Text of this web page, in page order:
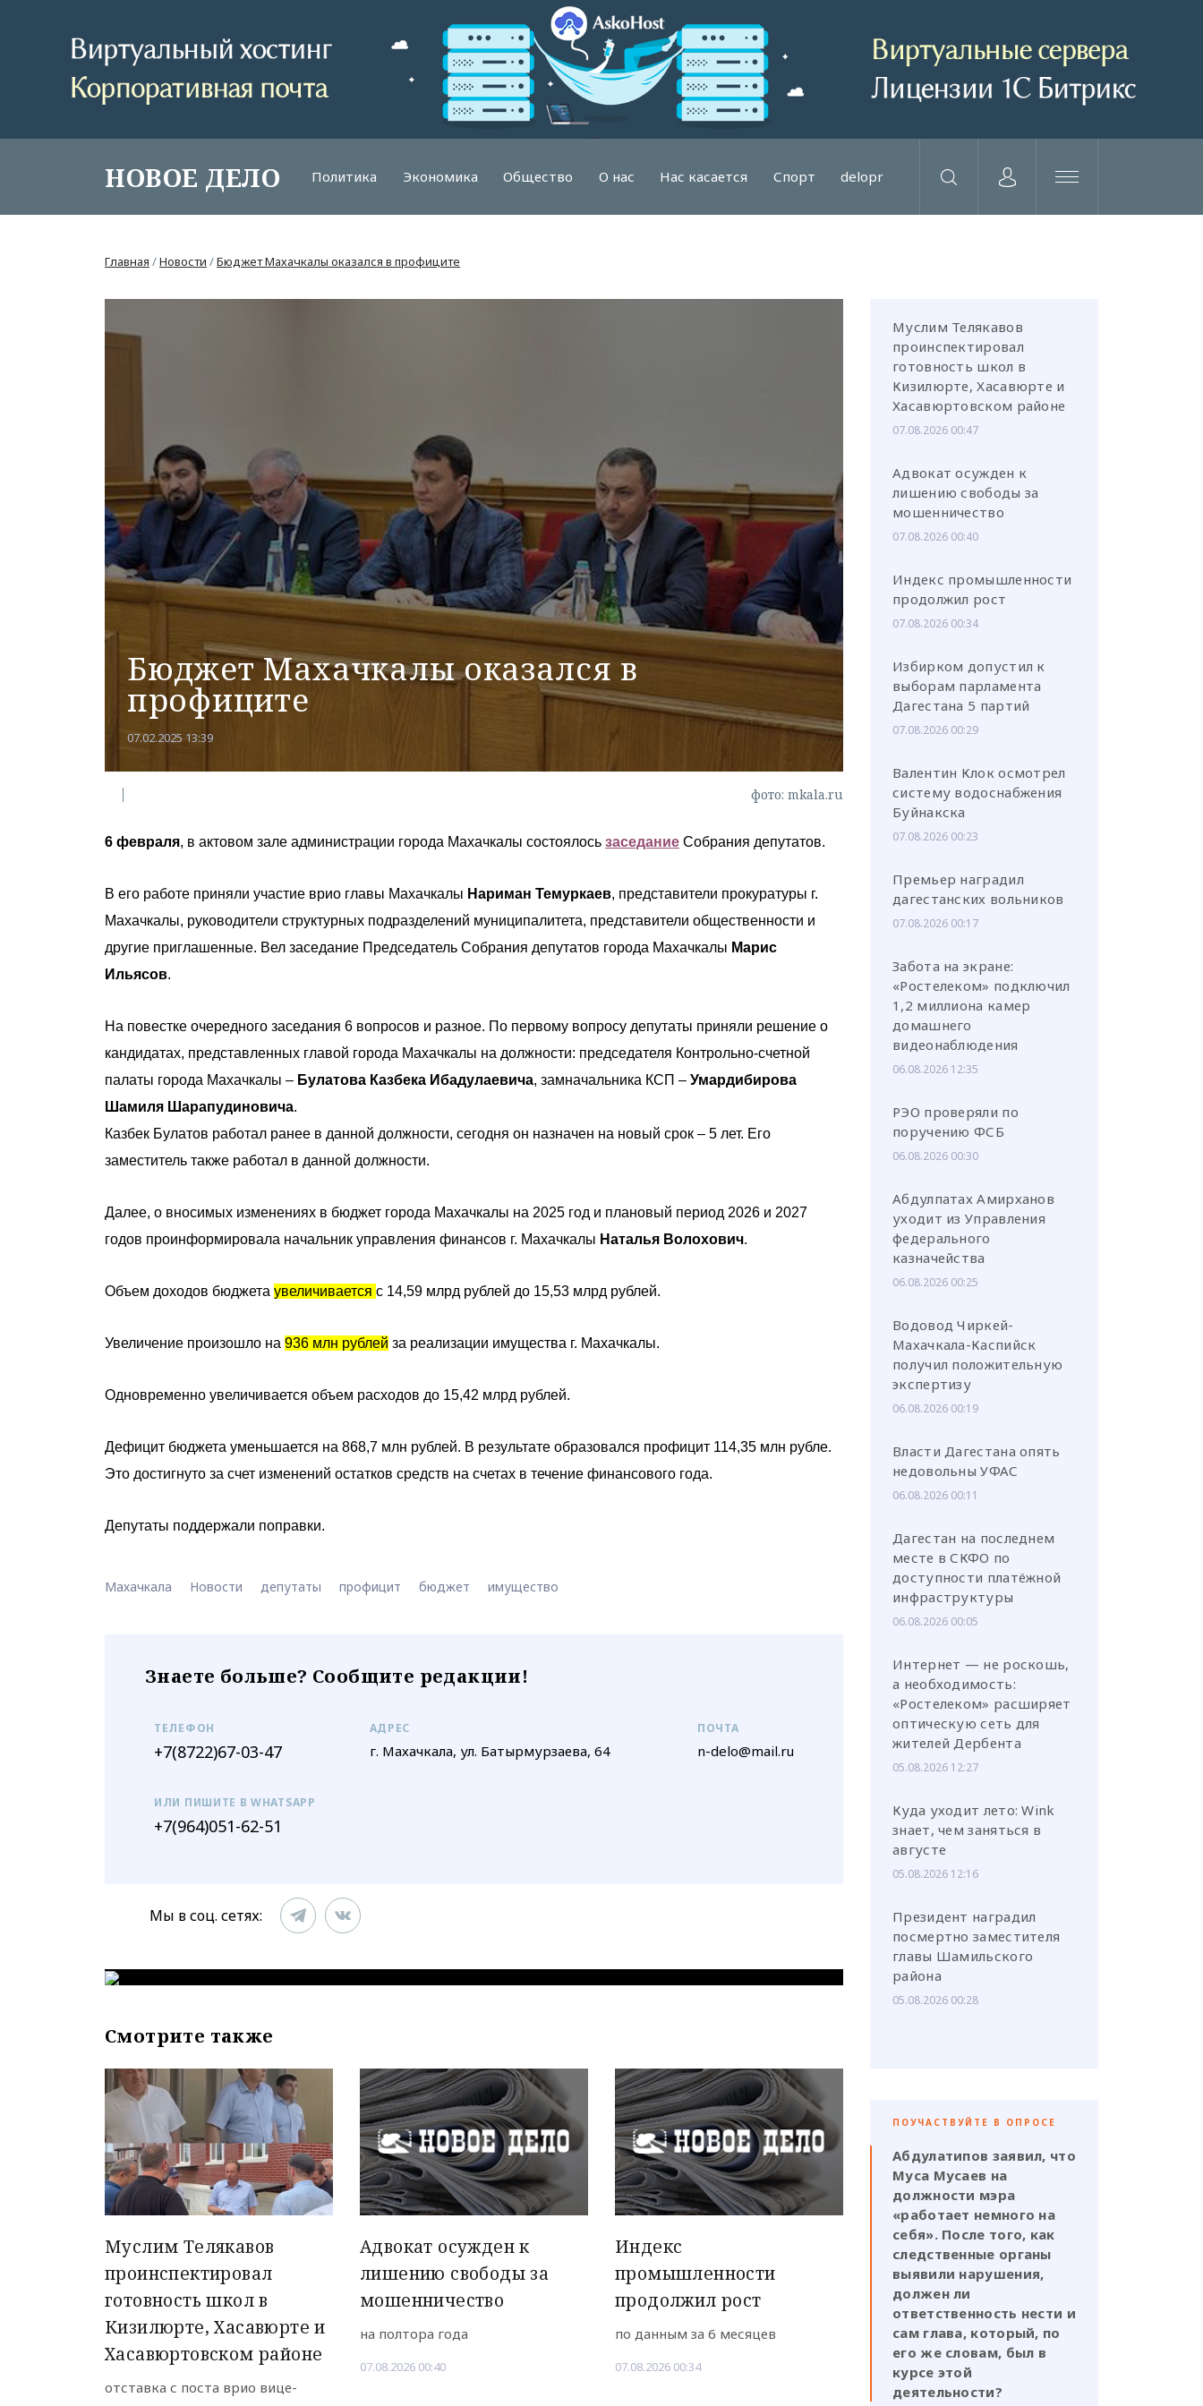
НОВОЕ ДЕЛО Политика Экономика Общество О нас Нас касается Спорт delopr
или через соц. сети
Главная /Новости /Бюджет Махачкалы оказался в профиците
Бюджет Махачкалы оказался в
профиците
07.02.2025 13:39
фото: mkala.ru
6 февраля, в актовом зале администрации города Махачкалы состоялось заседание Собрания депутатов.
В его работе приняли участие врио главы Махачкалы Нариман Темуркаев, представители прокуратуры г.
Махачкалы, руководители структурных подразделений муниципалитета, представители общественности и
другие приглашенные. Вел заседание Председатель Собрания депутатов города Махачкалы Марис
Ильясов.
На повестке очередного заседания 6 вопросов и разное. По первому вопросу депутаты приняли решение о
кандидатах, представленных главой города Махачкалы на должности: председателя Контрольно-счетной
палаты города Махачкалы – Булатова Казбека Ибадулаевича, замначальника КСП – Умардибирова
Шамиля Шарапудиновича.
Казбек Булатов работал ранее в данной должности, сегодня он назначен на новый срок – 5 лет. Его
заместитель также работал в данной должности.
Далее, о вносимых изменениях в бюджет города Махачкалы на 2025 год и плановый период 2026 и 2027
годов проинформировала начальник управления финансов г. Махачкалы Наталья Волохович.
Объем доходов бюджета увеличивается с 14,59 млрд рублей до 15,53 млрд рублей.
Увеличение произошло на 936 млн рублей за реализации имущества г. Махачкалы.
Одновременно увеличивается объем расходов до 15,42 млрд рублей.
Дефицит бюджета уменьшается на 868,7 млн рублей. В результате образовался профицит 114,35 млн рубле.
Это достигнуто за счет изменений остатков средств на счетах в течение финансового года.
Депутаты поддержали поправки.
Махачкала Новости депутаты профицит бюджет имущество
Знаете больше? Сообщите редакции!
ТЕЛЕФОН
+7(8722)67-03-47
АДРЕС
г. Махачкала, ул. Батырмурзаева, 64
ПОЧТА
n-delo@mail.ru
ИЛИ ПИШИТЕ В WHATSAPP
+7(964)051-62-51
Мы в соц. сетях:
Смотрите также
Муслим Телякавов
проинспектировал
готовность школ в
Кизилюрте, Хасавюрте и
Хасавюртовском районе
отставка с поста врио вице-
Адвокат осужден к
лишению свободы за
мошенничество
на полтора года
07.08.2026 00:40
Индекс
промышленности
продолжил рост
по данным за 6 месяцев
07.08.2026 00:34
Муслим Телякавов
проинспектировал
готовность школ в
Кизилюрте, Хасавюрте и
Хасавюртовском районе
07.08.2026 00:47
Адвокат осужден к
лишению свободы за
мошенничество
07.08.2026 00:40
Индекс промышленности
продолжил рост
07.08.2026 00:34
Избирком допустил к
выборам парламента
Дагестана 5 партий
07.08.2026 00:29
Валентин Клок осмотрел
систему водоснабжения
Буйнакска
07.08.2026 00:23
Премьер наградил
дагестанских вольников
07.08.2026 00:17
Забота на экране:
«Ростелеком» подключил
1,2 миллиона камер
домашнего
видеонаблюдения
06.08.2026 12:35
РЭО проверяли по
поручению ФСБ
06.08.2026 00:30
Абдулпатах Амирханов
уходит из Управления
федерального
казначейства
06.08.2026 00:25
Водовод Чиркей-
Махачкала-Каспийск
получил положительную
экспертизу
06.08.2026 00:19
Власти Дагестана опять
недовольны УФАС
06.08.2026 00:11
Дагестан на последнем
месте в СКФО по
доступности платёжной
инфраструктуры
06.08.2026 00:05
Интернет — не роскошь,
а необходимость:
«Ростелеком» расширяет
оптическую сеть для
жителей Дербента
05.08.2026 12:27
Куда уходит лето: Wink
знает, чем заняться в
августе
05.08.2026 12:16
Президент наградил
посмертно заместителя
главы Шамильского
района
05.08.2026 00:28
ПОУЧАСТВУЙТЕ В ОПРОСЕ
Абдулатипов заявил, что
Муса Мусаев на
должности мэра
«работает немного на
себя». После того, как
следственные органы
выявили нарушения,
должен ли
ответственность нести и
сам глава, который, по
его же словам, был в
курсе этой
деятельности?